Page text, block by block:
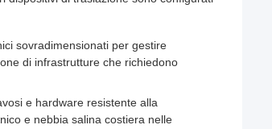
sovradimensionati per gestire
di infrastrutture che richiedono
e hardware resistente alla
e nebbia salina costiera nelle